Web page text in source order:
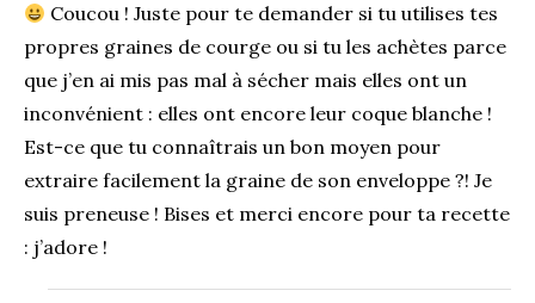
Coucou ! Juste pour te demander si tu utilises tes
propres graines de courge ou si tu les achètes parce
que j’en ai mis pas mal à sécher mais elles ont un
inconvénient : elles ont encore leur coque blanche !
Est-ce que tu connaîtrais un bon moyen pour
extraire facilement la graine de son enveloppe ?! Je
suis preneuse ! Bises et merci encore pour ta recette
: j’adore !